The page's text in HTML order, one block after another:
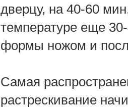
дверцу, на 40-60
температуре еще
формы ножом и
Самая
растрескивание